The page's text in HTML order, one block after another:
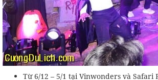
Từ 6/12 – 5/1 tại Vinwonders và